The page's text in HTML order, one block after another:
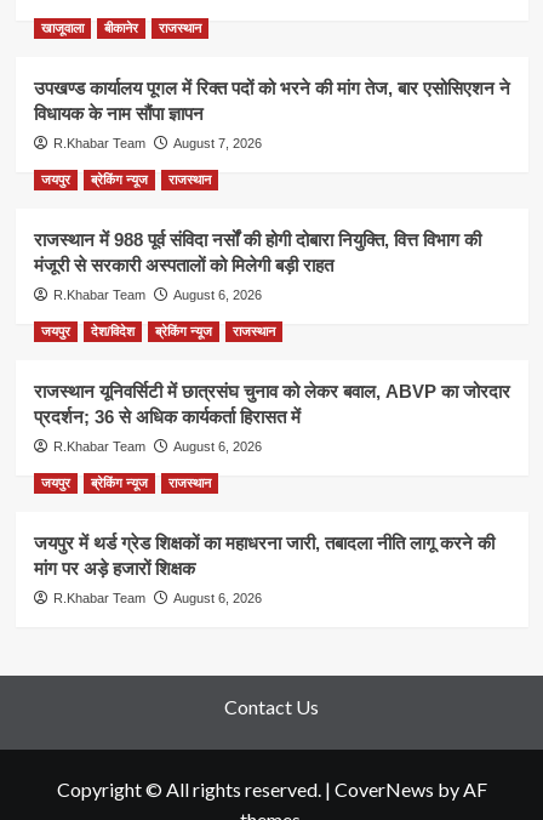
खाजूवाला बीकानेर राजस्थान
उपखण्ड कार्यालय पूगल में रिक्त पदों को भरने की मांग तेज, बार एसोसिएशन ने
विधायक के नाम सौंपा ज्ञापन
R.Khabar Team August 7, 2026
जयपुर ब्रेकिंग न्यूज राजस्थान
राजस्थान में 988 पूर्व संविदा नर्सों की होगी दोबारा नियुक्ति, वित्त विभाग की
मंजूरी से सरकारी अस्पतालों को मिलेगी बड़ी राहत
R.Khabar Team August 6, 2026
जयपुर देश/विदेश ब्रेकिंग न्यूज राजस्थान
राजस्थान यूनिवर्सिटी में छात्रसंघ चुनाव को लेकर बवाल, ABVP का जोरदार
प्रदर्शन; 36 से अधिक कार्यकर्ता हिरासत में
R.Khabar Team August 6, 2026
जयपुर ब्रेकिंग न्यूज राजस्थान
जयपुर में थर्ड ग्रेड शिक्षकों का महाधरना जारी, तबादला नीति लागू करने की
मांग पर अड़े हजारों शिक्षक
R.Khabar Team August 6, 2026
Contact Us
Copyright © All rights reserved. | CoverNews by AF